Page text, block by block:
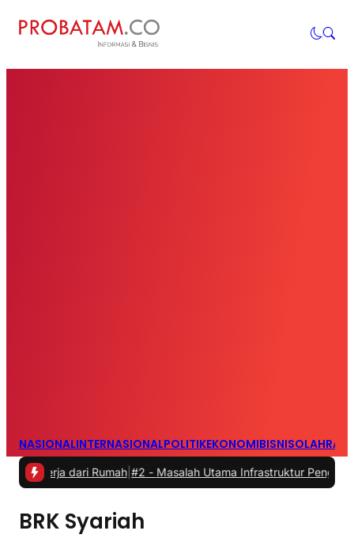
NASIONALINTERNASIONALPOLITIKEKONOMIBISNIS
dari Rumah| #2 -Masalah Utama Infrastruktur Pengisian
BRK Syariah